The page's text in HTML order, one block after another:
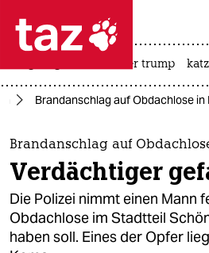
 taz zahl ich
taz zahl ich
themen
politik
öko
usa unter trump
Brandanschlag auf Obdachlose
Brandanschlag auf
Verdächtiger
Die Polizei nimmt einen Mann
Obdachlose im Stadtteil
haben soll. Eines der Opfer